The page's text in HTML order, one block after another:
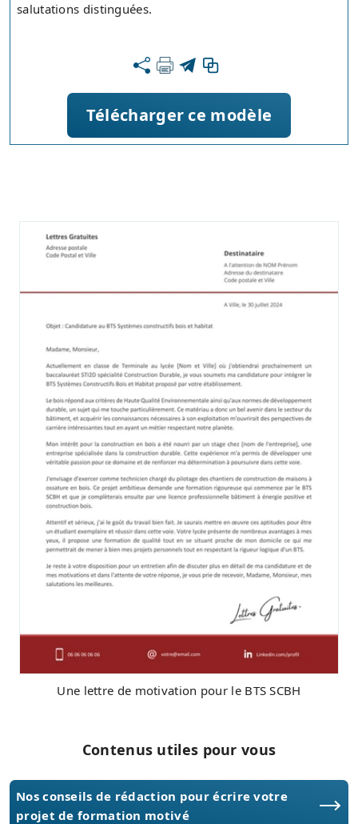
salutations distinguées.
Télécharger ce modèle
Une lettre de motivation pour le BTS SCBH
Contenus utiles pour vous
Nos conseils de rédaction pour écrire votre
projet de formation motivé